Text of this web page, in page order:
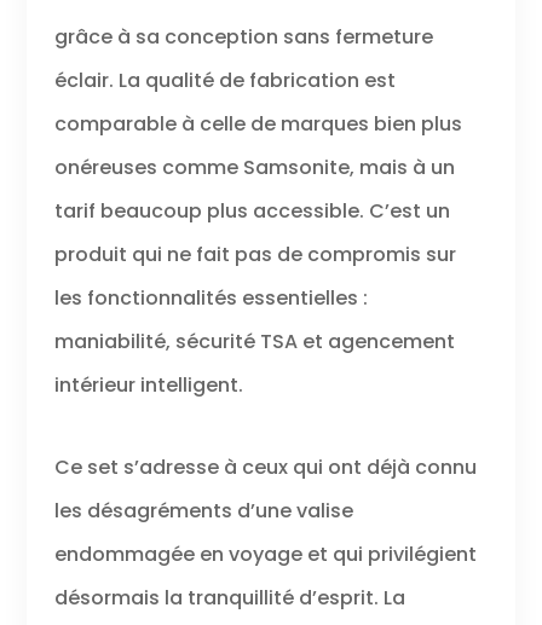
grâce à sa conception sans fermeture
éclair. La qualité de fabrication est
comparable à celle de marques bien plus
onéreuses comme Samsonite, mais à un
tarif beaucoup plus accessible. C’est un
produit qui ne fait pas de compromis sur
les fonctionnalités essentielles :
maniabilité, sécurité TSA et agencement
intérieur intelligent.
Ce set s’adresse à ceux qui ont déjà connu
les désagréments d’une valise
endommagée en voyage et qui privilégient
désormais la tranquillité d’esprit. La